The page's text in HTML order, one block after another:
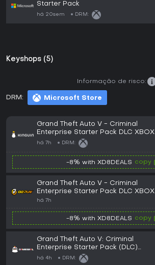
Starter Pack
há 20sem DRM:
Keyshops (5)
DRM: Microsoft Store
Informação de risco:
Grand Theft Auto V - Criminal
Enterprise Starter Pack DLC XBOX
One CD Key
há 7h DRM:
-8% with XD8DEALS copy
Grand Theft Auto V - Criminal
Enterprise Starter Pack DLC XBOX
One CD Key
há 7h
-8% with XD8DEALS copy
Grand Theft Auto V: Criminal
Enterprise Starter Pack (DLC)
(Xbox One / Xbox Series X|S)
há 4h DRM: